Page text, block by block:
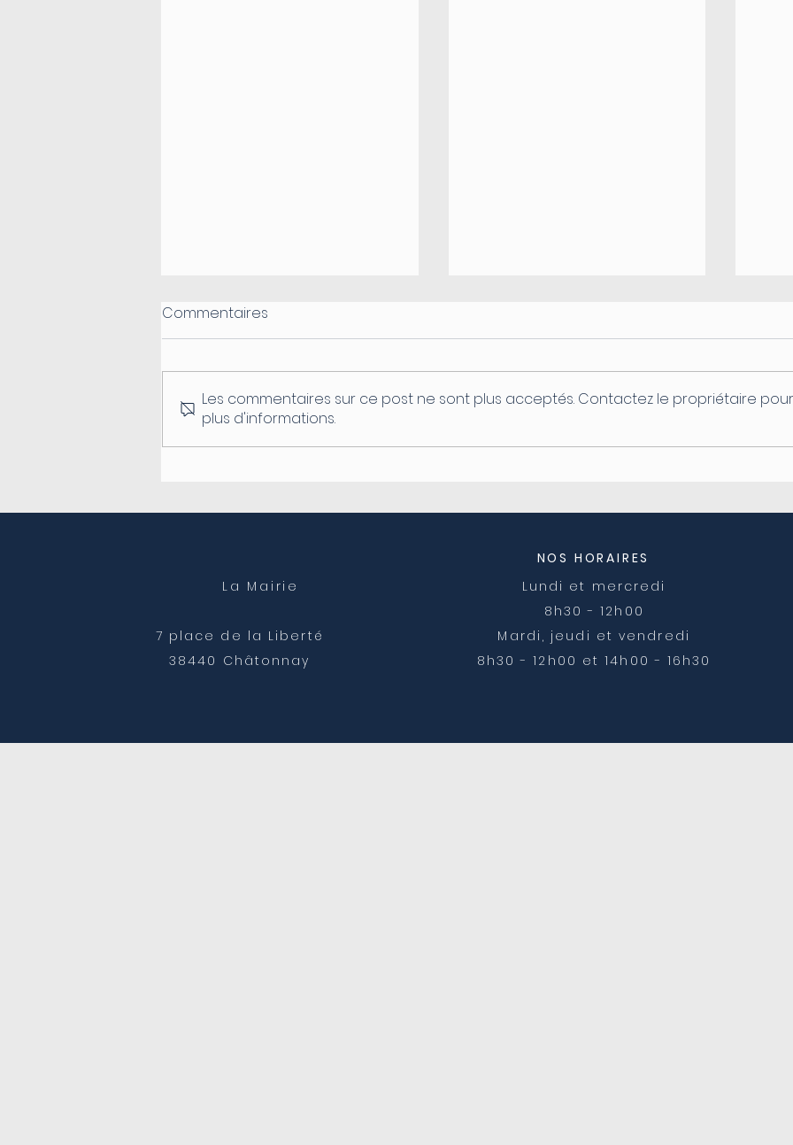
Fermeture du secrétariat
Coupure d'électricité le
Commentaires
Les commentaires sur ce post ne sont plus acceptés. Contactez le propriétaire pour
plus d'informations.
La Mairie
7 place de la Liberté
38440 Châtonnay
NOS HORAIRES
Lundi et mercredi
8h30 - 12h00
Mardi, jeudi et vendredi
8h30 - 12h00 et 14h00 - 16h30